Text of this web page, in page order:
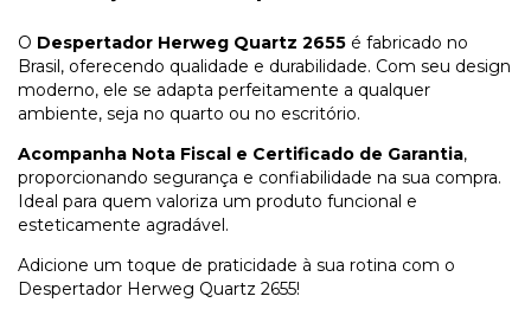
O Despertador Herweg Quartz 2655 é fabricado no
Brasil, oferecendo qualidade e durabilidade. Com seu design
moderno, ele se adapta perfeitamente a qualquer
ambiente, seja no quarto ou no escritório.
Acompanha Nota Fiscal e Certificado de Garantia,
proporcionando segurança e confiabilidade na sua compra.
Ideal para quem valoriza um produto funcional e
esteticamente agradável.
Adicione um toque de praticidade à sua rotina com o
Despertador Herweg Quartz 2655!